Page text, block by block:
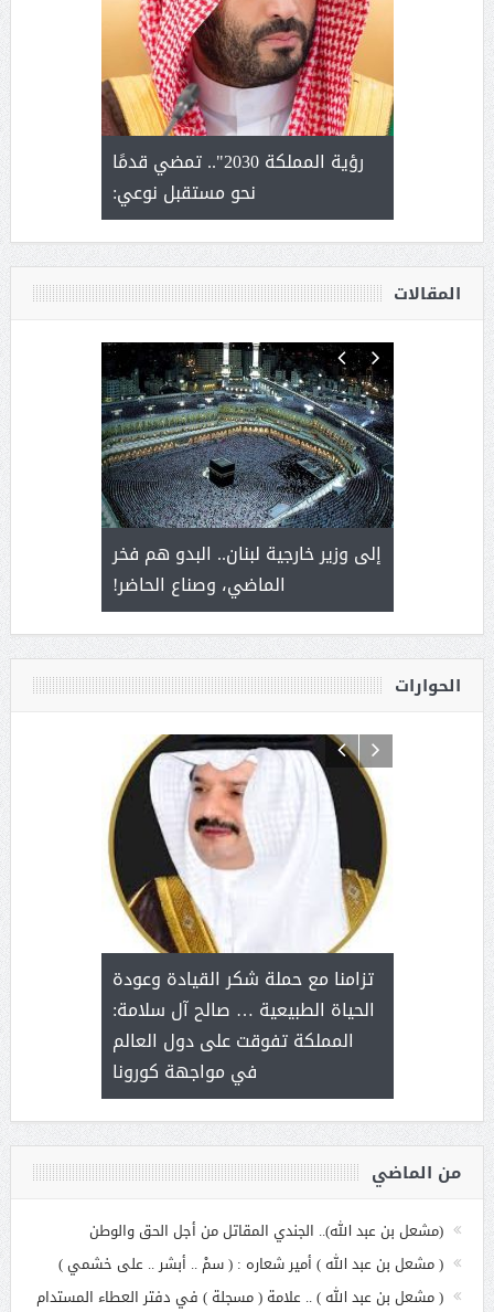
يحصل
رؤية المملكة 2030".. تمضي قدمًا
نحو مستقبل نوعي:
ورشة
عنيزة
المقالات
سلمان
إلى وزير خارجية لبنان.. البدو هم فخر
الماضي، وصناع الحاضر!
يحمل
من عشق
الحوارات
مع
بنت
تزامنا مع حملة شكر القيادة وعودة
الحياة الطبيعية … صالح آل سلامة:
المملكة تفوقت على دول العالم
في مواجهة كورونا
آل شرمه:
على برامج
هي أساس
من الماضي
(مشعل بن عبد الله).. الجندي المقاتل من أجل الحق والوطن
( مشعل بن عبد الله ) أمير شعاره : ( سمْ .. أبشر .. على خشمي )
( مشعل بن عبد الله ) .. علامة ( مسجلة ) في دفتر العطاء المستدام